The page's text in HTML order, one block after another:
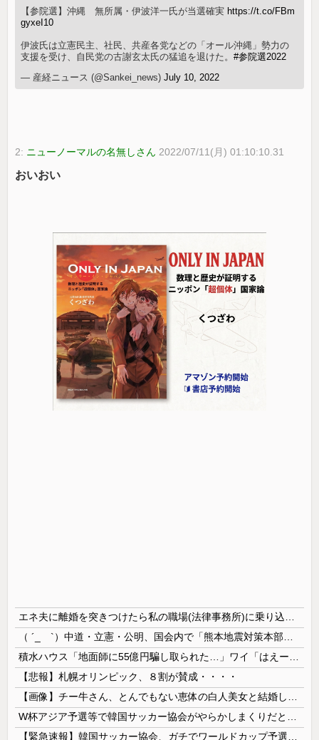
【参院選】沖縄 無所属・伊波洋一氏が当選確実 https://t.co/FBm
gyxeI10
伊波氏は立憲民主、社民、共産各党などの「オール沖縄」勢力の
支援を受け、自民党の古謝玄太氏の猛追を退けた。#参院選2022
— 産経ニュース (@Sankei_news)July 10, 2022
2: ニューノーマルの名無しさん 2022/07/11(月) 01:10:10.31
おいおい
【悲報】札幌オリンピック、８割が賛成・・・・